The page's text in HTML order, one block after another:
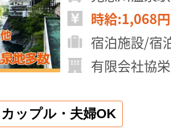
時給:1,068
宿泊施設/宿
有限会社協
カップル・夫婦OK